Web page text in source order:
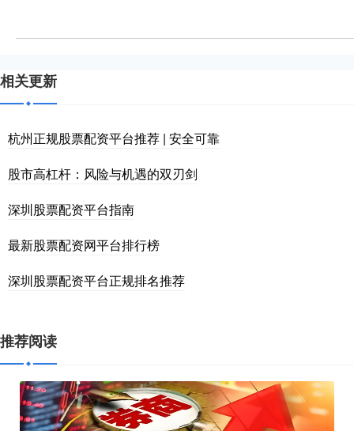
相关更新
杭州正规股票配资平台推荐 | 安全可靠
股市高杠杆：风险与机遇的双刃剑
深圳股票配资平台指南
最新股票配资网平台排行榜
深圳股票配资平台正规排名推荐
推荐阅读